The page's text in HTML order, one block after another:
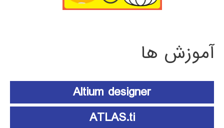
آموزش ها
Altium designer
ATLAS.ti